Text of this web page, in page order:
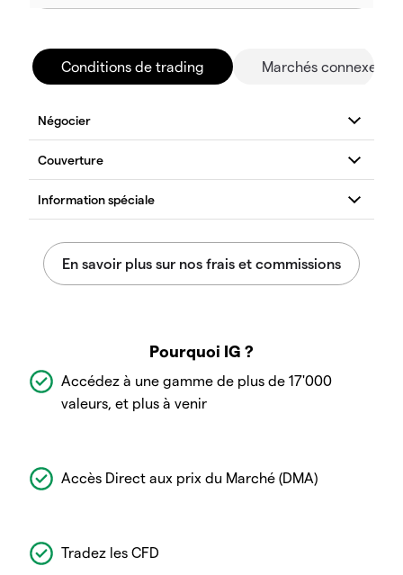
Conditions de trading Marchés connexes
Pourquoi IG ?
Accédez à une gamme de plus de 17'000
valeurs, et plus à venir
Accès Direct aux prix du Marché (DMA)
Tradez les CFD